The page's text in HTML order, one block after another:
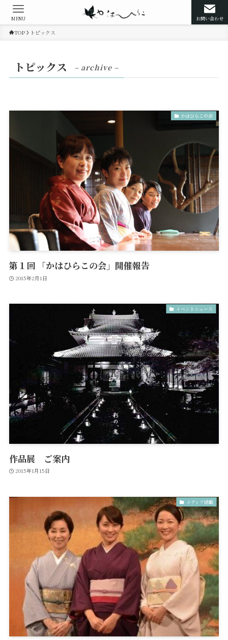
お問い合わせ
MENU
TOP トピックス
トピックス – archive –
かはひらこの会
第１回 「かはひらこの会」開催報告
2015年2月1日
イベントニュース
作品展 ご案内
2015年1月15日
メディア掲載